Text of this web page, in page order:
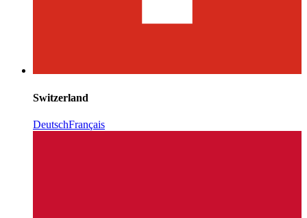
Switzerland
DeutschFrançais